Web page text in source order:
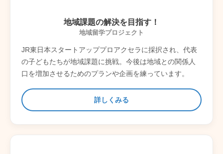
地域課題の解決を目指す！
地域留学プロジェクト
JR東日本スタートアッププロアクセラに採択され、代表
の子どもたちが地域課題に挑戦。今後は地域との関係人
口を増加させるためのプランや企画を練っています。
詳しくみる